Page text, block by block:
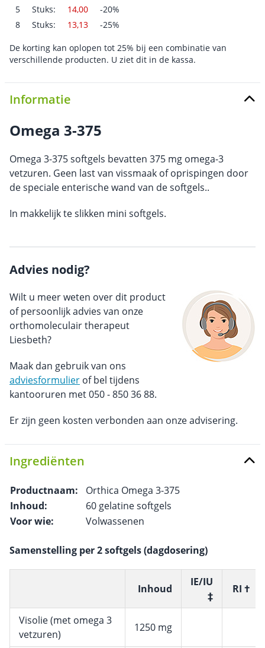
5
Stuks: 14,00
-20%
8
Stuks: 13,13 -25%
De korting kan oplopen tot 25% bij een combinatie van
verschillende producten. U ziet dit in de kassa.
Informatie
Omega 3-375
Omega 3-375 softgels bevatten 375 mg omega-3
vetzuren. Geen last van vissmaak of oprispingen door
de speciale enterische wand van de softgels..
In makkelijk te slikken mini softgels.
Advies nodig?
Wilt u meer weten over dit product
of persoonlijk advies van onze
orthomoleculair therapeut
Liesbeth?
Maak dan gebruik van ons
adviesformulier of bel tijdens
kantooruren met 050 - 850 36 88.
Er zijn geen kosten verbonden aan onze advisering.
Ingrediënten
Productnaam:
Orthica Omega 3-375
Inhoud:
60 gelatine softgels
Voor wie:
Volwassenen
Samenstelling per 2 softgels (dagdosering)
Inhoud
IE/IU
‡
RI †
Visolie (met omega 3
vetzuren)
1250 mg